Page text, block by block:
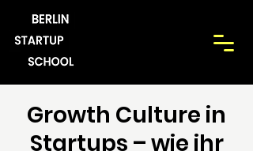
Growth Culture in
Startups – wie ihr